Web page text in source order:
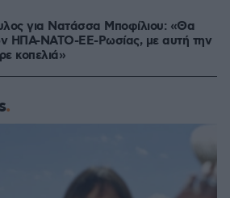
για Νατάσσα Μποφίλιου: «Θα
ΗΠΑ-ΝΑΤΟ-ΕΕ-Ρωσίας, με αυτή την
κοπελιά»